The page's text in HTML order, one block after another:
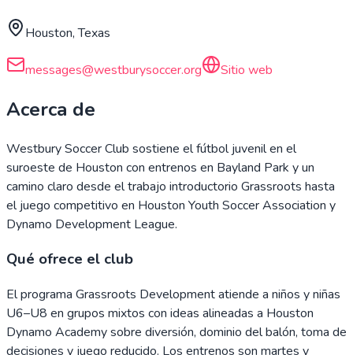
Houston, Texas
messages@westburysoccer.org Sitio web
Acerca de
Westbury Soccer Club sostiene el fútbol juvenil en el
suroeste de Houston con entrenos en Bayland Park y un
camino claro desde el trabajo introductorio Grassroots hasta
el juego competitivo en Houston Youth Soccer Association y
Dynamo Development League.
Qué ofrece el club
El programa Grassroots Development atiende a niños y niñas
U6–U8 en grupos mixtos con ideas alineadas a Houston
Dynamo Academy sobre diversión, dominio del balón, toma de
decisiones y juego reducido. Los entrenos son martes y